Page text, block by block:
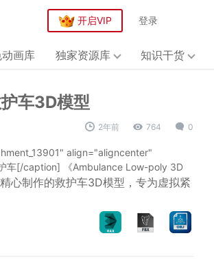
开启VIP 登录
画库 独家资源库 知识干货
车3D模型
2年前 764 0
align="aligncenter"
《Ambulance Low-poly 3D
心制作的救护车3D模型，专为虚拟紧
款模型精确地捕捉了真实救护车的所有
标记和应急灯光到医疗设备和内部布
、精心制作的救护车3D模型。